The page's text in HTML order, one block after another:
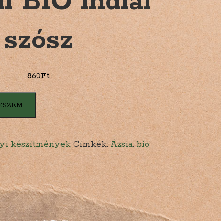
szósz
860Ft
készítmények Címkék:Ázsia,bio